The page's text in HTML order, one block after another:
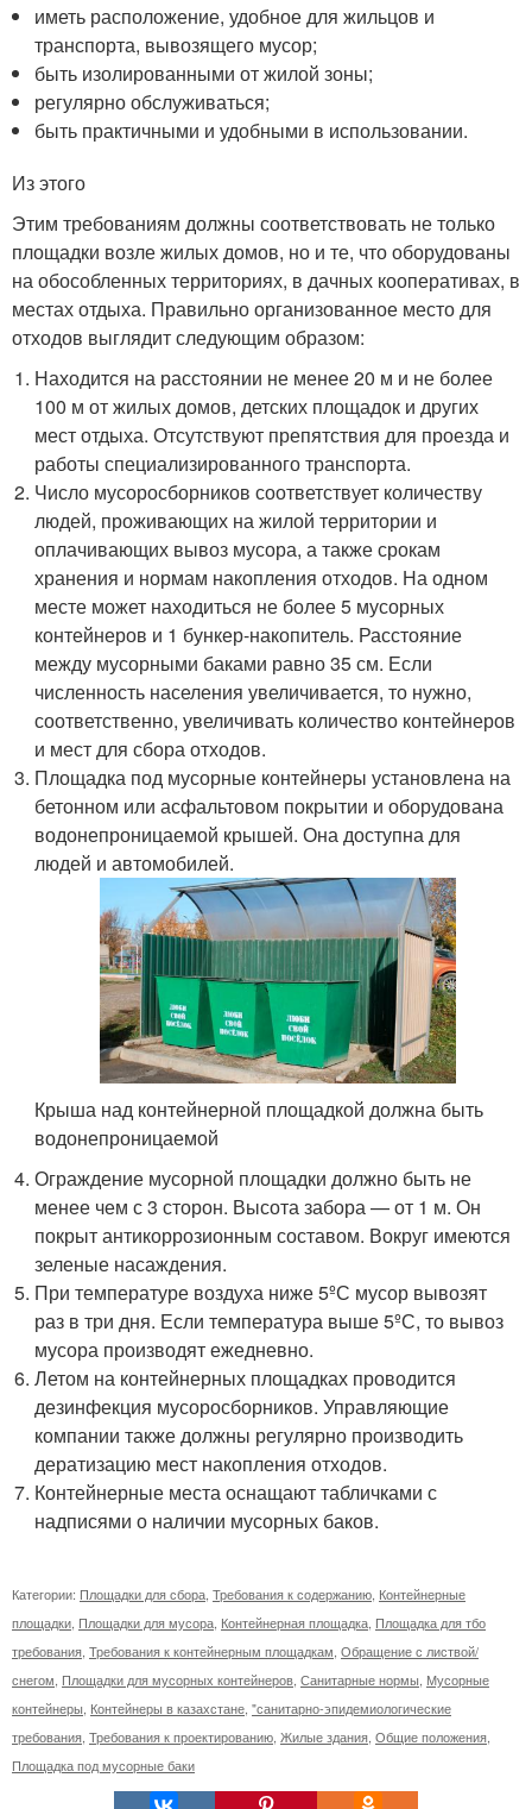
иметь расположение, удобное для жильцов и
транспорта, вывозящего мусор;
быть изолированными от жилой зоны;
регулярно обслуживаться;
быть практичными и удобными в использовании.
Из этого
Этим требованиям должны соответствовать не только
площадки возле жилых домов, но и те, что оборудованы
на обособленных территориях, в дачных кооперативах, в
местах отдыха. Правильно организованное место для
отходов выглядит следующим образом:
Находится на расстоянии не менее 20 м и не более
100 м от жилых домов, детских площадок и других
мест отдыха. Отсутствуют препятствия для проезда и
работы специализированного транспорта.
Число мусоросборников соответствует количеству
людей, проживающих на жилой территории и
оплачивающих вывоз мусора, а также срокам
хранения и нормам накопления отходов. На одном
месте может находиться не более 5 мусорных
контейнеров и 1 бункер-накопитель. Расстояние
между мусорными баками равно 35 см. Если
численность населения увеличивается, то нужно,
соответственно, увеличивать количество контейнеров
и мест для сбора отходов.
Площадка под мусорные контейнеры установлена на
бетонном или асфальтовом покрытии и оборудована
водонепроницаемой крышей. Она доступна для
людей и автомобилей.
Крыша над контейнерной площадкой должна быть
водонепроницаемой
Ограждение мусорной площадки должно быть не
менее чем с 3 сторон. Высота забора — от 1 м. Он
покрыт антикоррозионным составом. Вокруг имеются
зеленые насаждения.
При температуре воздуха ниже 5ºС мусор вывозят
раз в три дня. Если температура выше 5ºС, то вывоз
мусора производят ежедневно.
Летом на контейнерных площадках проводится
дезинфекция мусоросборников. Управляющие
компании также должны регулярно производить
дератизацию мест накопления отходов.
Контейнерные места оснащают табличками с
надписями о наличии мусорных баков.
Категории: Площадки для сбора Требования к содержанию Контейнерные
площадки Площадки для мусора Контейнерная площадка Площадка для тбо
требования Требования к контейнерным площадкам Обращение с листвой/
снегом Площадки для мусорных контейнеров Санитарные нормы Мусорные
контейнеры Контейнеры в казахстане "санитарно-эпидемиологические
требования Требования к проектированию Жилые здания Общие положения
Площадка под мусорные баки